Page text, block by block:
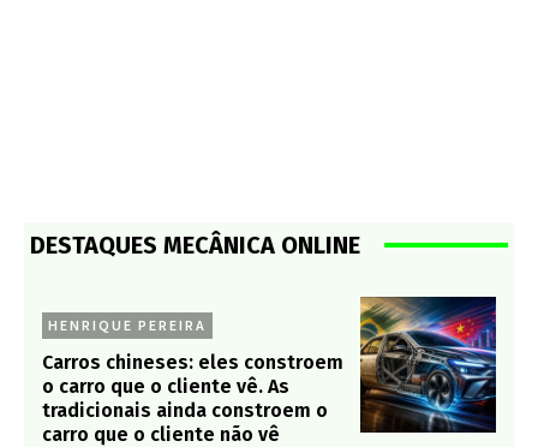
DESTAQUES MECÂNICA ONLINE
HENRIQUE PEREIRA
Carros chineses: eles constroem
o carro que o cliente vê. As
tradicionais ainda constroem o
carro que o cliente não vê